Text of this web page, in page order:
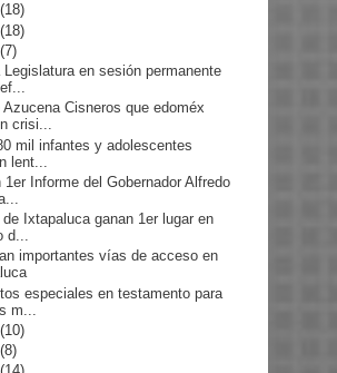
(18)
(18)
(7)
Legislatura en sesión permanente
Cisneros que edoméx
crisi...
mil infantes y adolescentes
lent...
1er Informe del Gobernador Alfredo
de Ixtapaluca ganan 1er lugar en
d...
importantes vías de acceso en
especiales en testamento para
m...
(10)
(8)